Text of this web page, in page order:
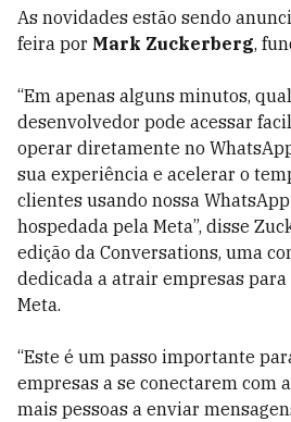
As novidades estão sendo
feira por Mark Zuckerberg,
“Em apenas alguns minutos,
desenvolvedor pode acessar
operar diretamente no
sua experiência e acelerar o
clientes usando nossa
hospedada pela Meta”, disse
edição da Conversations, uma
dedicada a atrair empresas para
Meta.
“Este é um passo importante
empresas a se conectarem com
mais pessoas a enviar